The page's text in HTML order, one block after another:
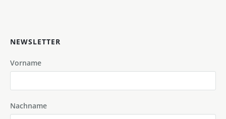
NEWSLETTER
Vorname
Nachname